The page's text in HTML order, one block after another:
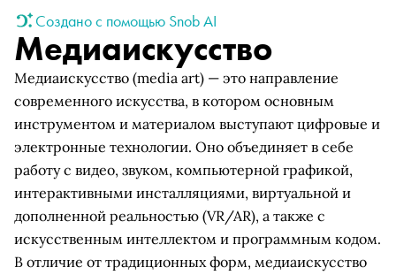
Создано с помощью Snob AI
Медиаискусство
Медиаискусство (media art) — это направление
современного искусства, в котором основным
инструментом и материалом выступают цифровые и
электронные технологии. Оно объединяет в себе
работу с видео, звуком, компьютерной графикой,
интерактивными инсталляциями, виртуальной и
дополненной реальностью (VR/AR), а также с
искусственным интеллектом и программным кодом.
В отличие от традиционных форм, медиаискусство